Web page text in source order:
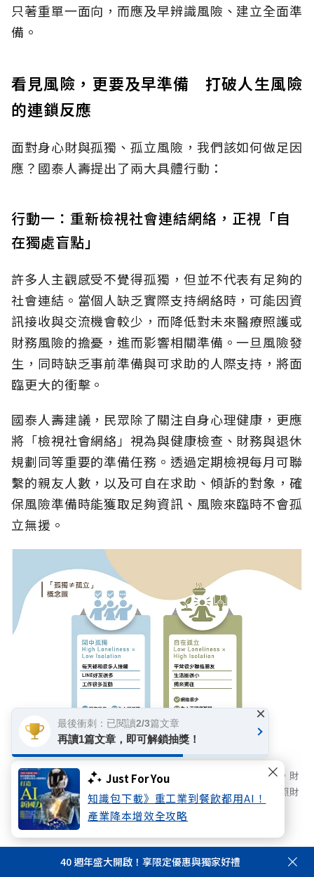
Just For You
知識包下載》重工業到餐飲都用AI！
產業降本增效全攻略
只著重單一面向，而應及早辨識風險、建立全面準
備。
看見風險，更要及早準備 打破人生風險
的連鎖反應
面對身心財與孤獨、孤立風險，我們該如何做足因
應？國泰人壽提出了兩大具體行動：
行動一：重新檢視社會連結網絡，正視「自
在獨處盲點」
許多人主觀感受不覺得孤獨，但並不代表有足夠的
社會連結。當個人缺乏實際支持網絡時，可能因資
訊接收與交流機會較少，而降低對未來醫療照護或
財務風險的擔憂，進而影響相關準備。一旦風險發
生，同時缺乏事前準備與可求助的人際支持，將面
臨更大的衝擊。
國泰人壽建議，民眾除了關注自身心理健康，更應
將「檢視社會網絡」視為與健康檢查、財務與退休
規劃同等重要的準備任務。透過定期檢視每月可聯
繫的親友人數，以及可自在求助、傾訴的對象，確
保風險準備時能獲取足夠資訊、風險來臨時不會孤
立無援。
長照成本與通膨壓力雙重夾擊，國人風險意識迎來黃金交叉。財
務焦慮首度超越身體健康躍居首位，宣告台灣正式步入「長照財
務化」的關鍵轉折期。
行動二：提前整合身心財與社會網絡，打造
40 週年盛大開啟！享限定優惠與獨家好禮
最後衝刺：已閱讀2/3篇文章
再讀1篇文章，即可解鎖抽獎！
×